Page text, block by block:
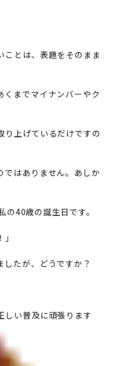
とは、表題をそのまま
までマイナンバーやク
り上げているだけですの
ではありません。あしか
40歳の誕生日です。
たが、どうですか？
しい普及に頑張ります